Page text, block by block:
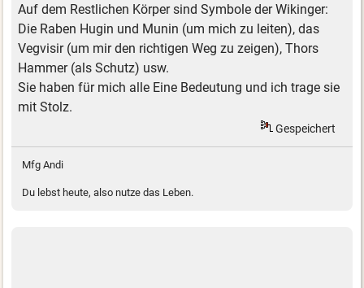
Auf dem Restlichen Körper sind Symbole der Wikinger:
Die Raben Hugin und Munin (um mich zu leiten), das
Vegvisir (um mir den richtigen Weg zu zeigen), Thors
Hammer (als Schutz) usw.
Sie haben für mich alle Eine Bedeutung und ich trage sie
mit Stolz.
Gespeichert
Mfg Andi
Du lebst heute, also nutze das Leben.